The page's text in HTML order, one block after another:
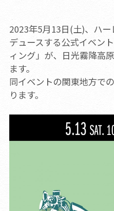
2023年5月13日(土)、ハ
デュースする公式イベン
ィング」が、日光霧降高
ます。
同イベントの関東地方で
ります。